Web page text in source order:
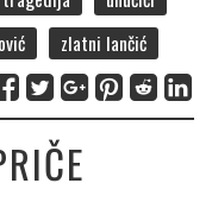
zlatni lančić